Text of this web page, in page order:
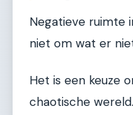
Negatieve ruimte
niet om wat er
Het is een keuze
chaotische